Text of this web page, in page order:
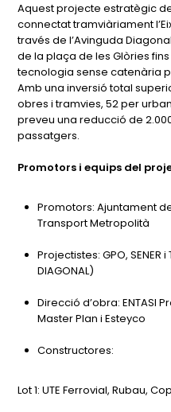
Aquest projecte estratègic
connectat tramviàriament
través de l’Avinguda
de la plaça de les Glòries
tecnologia sense catenària
Amb una inversió total
obres i tramvies, 52 per
preveu una reducció de
passatgers.
Promotors i equips del
Promotors: Ajuntament
Transport Metropolità
Projectistes: GPO, SENER i
DIAGONAL)
Direcció d’obra: ENTASI
Master Plan i Esteyco
Constructores:
Lot 1: UTE Ferrovial, Rubau,